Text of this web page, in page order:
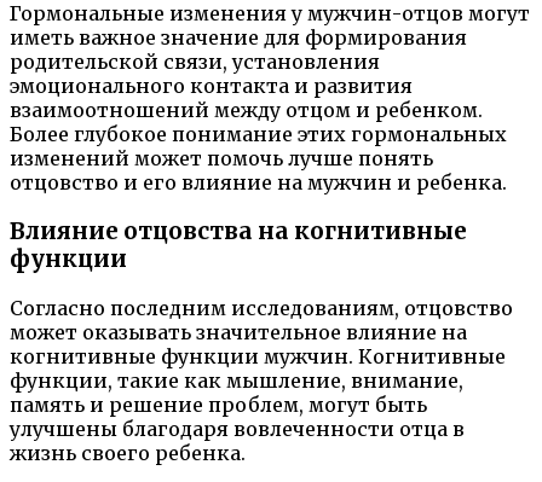
Гормональные изменения у мужчин-отцов могут
иметь важное значение для формирования
родительской связи, установления
эмоционального контакта и развития
взаимоотношений между отцом и ребенком.
Более глубокое понимание этих гормональных
изменений может помочь лучше понять
отцовство и его влияние на мужчин и ребенка.
Влияние отцовства на когнитивные
функции
Согласно последним исследованиям, отцовство
может оказывать значительное влияние на
когнитивные функции мужчин. Когнитивные
функции, такие как мышление, внимание,
память и решение проблем, могут быть
улучшены благодаря вовлеченности отца в
жизнь своего ребенка.